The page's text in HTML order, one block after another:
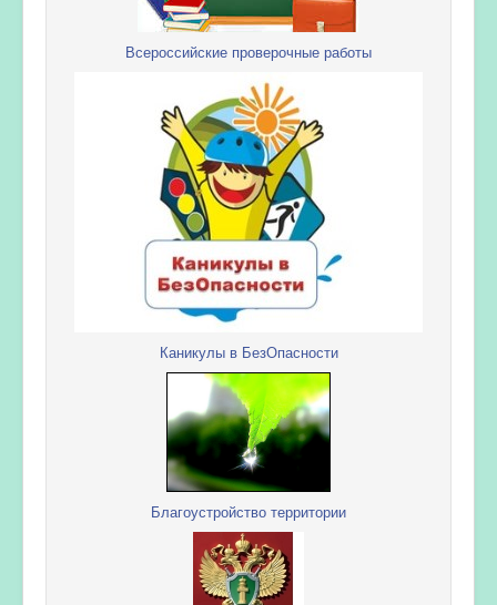
Всероссийские проверочные работы
Каникулы в БезОпасности
Благоустройство территории